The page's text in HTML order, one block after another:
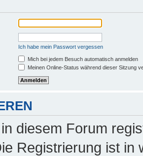
Ich habe mein Passwort vergessen
Mich bei jedem Besuch automatisch anmelden
Meinen Online-Status während dieser Sitzung
diesem Forum
Registrierung ist in